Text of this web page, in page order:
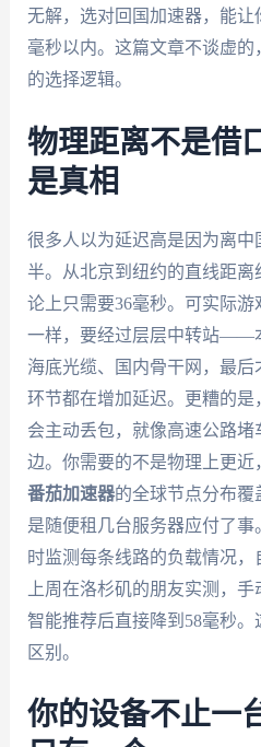
无解，选对回国加速器，能让
毫秒以内。这篇文章不谈虚
的选择逻辑。
物理距离不是借
是真相
很多人以为延迟高是因为离
半。从北京到纽约的直线距离
论上只需要36毫秒。可实际
一样，要经过层层中转站——
海底光缆、国内骨干网，最
环节都在增加延迟。更糟的是
会主动丢包，就像高速公路
边。你需要的不是物理上更近
番茄加速器的全球节点分布覆
是随便租几台服务器应付了
时监测每条线路的负载情况，
上周在洛杉矶的朋友实测，
智能推荐后直接降到58毫秒
区别。
你的设备不止一